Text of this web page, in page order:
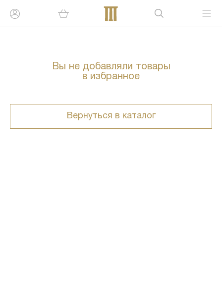
Вы не добавляли товары
в избранное
Вернуться в каталог